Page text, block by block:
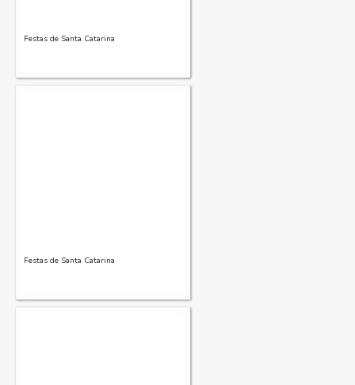
Festas de Santa Catarina
Festas de Santa Catarina